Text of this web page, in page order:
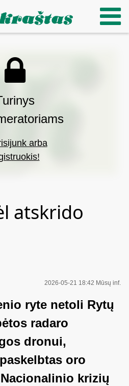
arba
atskrido
2026-05-21 18:42 Mūsų inf.
ryte netoli Rytų
radaro
dronui,
oro
krizių